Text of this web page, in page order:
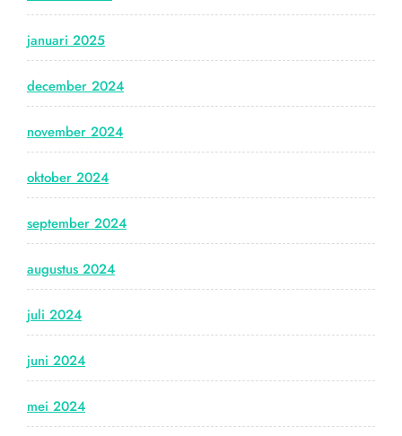
januari 2025
december 2024
november 2024
oktober 2024
september 2024
augustus 2024
juli 2024
juni 2024
mei 2024